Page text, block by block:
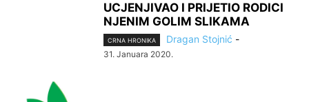
UCJENJIVAO I PRIJETIO RODICI
NJENIM GOLIM SLIKAMA
CRNA HRONIKA Dragan Stojnić -
31. Januara 2020.